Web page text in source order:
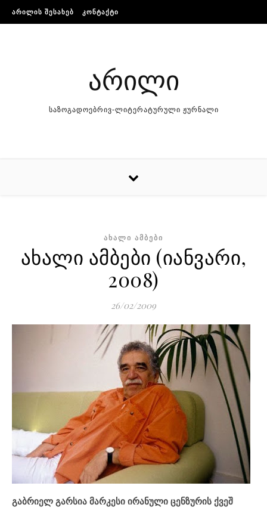
Skip to content
ᲐᲠᲘᲚᲘᲡ ᲨᲔᲡᲐᲮᲔᲑ ᲙᲝᲜᲢᲐᲥᲢᲘ
არილი
საზოგადოებრივ-ლიტერატურული ჟურნალი
ᲐᲮᲐᲚᲘ ᲐᲛᲑᲔᲑᲘ
ახალი ამბები (იანვარი,
2008)
26/02/2009
გაბრიელ გარსია მარკესი ირანული ცენზურის ქვეშ